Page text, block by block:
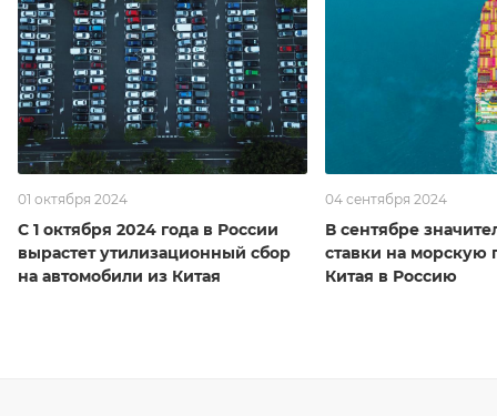
01 октября 2024
С 1 октября 2024 года в России
вырастет утилизационный сбор
на автомобили из Китая
04 сентября 2024
В сентябре
ставки на морскую
Китая в Россию